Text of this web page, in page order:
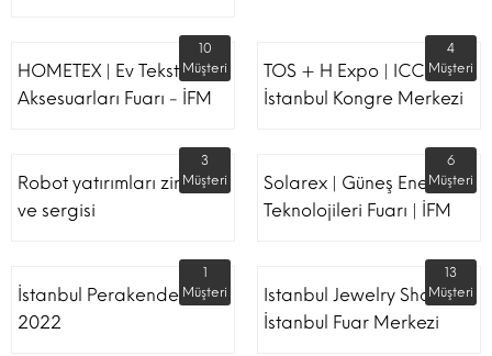
HOMETEX | Ev Tekstili Ve
Aksesuarları Fuarı - İFM
10
Müşteri
TOS + H Expo | ICC -
İstanbul Kongre Merkezi
4
Müşteri
Robot yatırımları zirvesi
ve sergisi
3
Müşteri
Solarex | Güneş Enerjisi &
Teknolojileri Fuarı | İFM
6
Müşteri
İstanbul Perakende Fuarı
2022
1
Müşteri
Istanbul Jewelry Show |
İstanbul Fuar Merkezi
13
Müşteri